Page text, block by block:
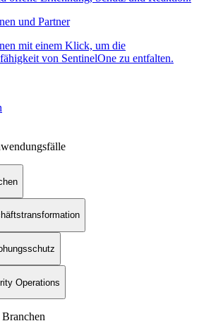
und Partner
mit einem Klick, um die
von SentinelOne zu entfalten.
Operations